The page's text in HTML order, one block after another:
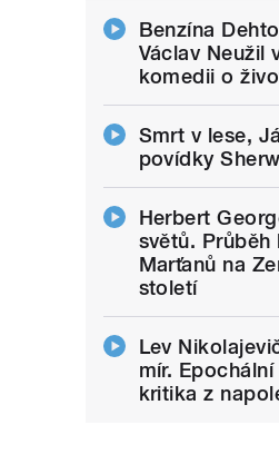
Benzína
Václav Neužil
komedii o
Smrt v lese,
povídky
Herbert
světů. Průběh
Marťanů na
století
Lev
mír.
kritika z